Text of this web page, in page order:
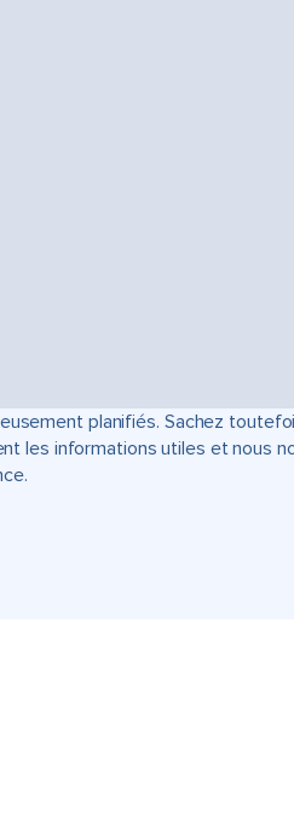
planifiés. Sachez
les informations utiles et nous